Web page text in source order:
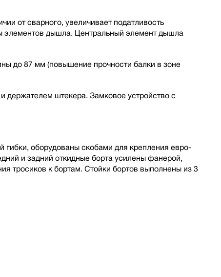
от сварного, увеличивает податливость
элементов дышла. Центральный элемент дышла
до 87 мм (повышение прочности балки в зоне
штекера. Замковое устройство с
гибки, оборудованы скобами для крепления евро-
и задний откидные борта усилены фанерой,
тросиков к бортам. Стойки бортов выполнены из 3